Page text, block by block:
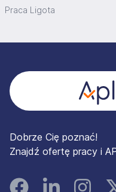
Praca Ligota
Dobrze Cię poznać!
Znajdź ofertę pracy i
FacebookLinked In